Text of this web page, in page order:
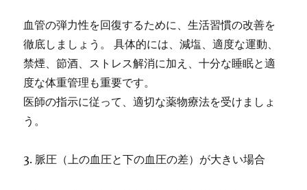
血管の弾力性を回復するために、生活習慣の改善を
徹底しましょう。 具体的には、減塩、適度な運動、
禁煙、節酒、ストレス解消に加え、十分な睡眠と適
度な体重管理も重要です。
医師の指示に従って、適切な薬物療法を受けましょ
う。
3. 脈圧（上の血圧と下の血圧の差）が大きい場合